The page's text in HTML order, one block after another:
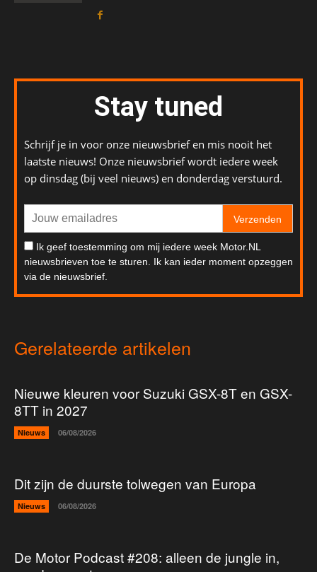
Stay tuned
Schrijf je in voor onze nieuwsbrief en mis nooit het
laatste nieuws! Onze nieuwsbrief wordt iedere week
op dinsdag (bij veel nieuws) en donderdag verstuurd.
Verzenden
Ik geef toestemming om mij iedere week Motor.NL
nieuwsbrieven toe te sturen. Ik kan ieder moment opzeggen
via de nieuwsbrief.
Gerelateerde artikelen
Nieuwe kleuren voor Suzuki GSX-8T en GSX-
8TT in 2027
Nieuws 06/08/2026
Dit zijn de duurste tolwegen van Europa
Nieuws 06/08/2026
De Motor Podcast #208: alleen de jungle in,